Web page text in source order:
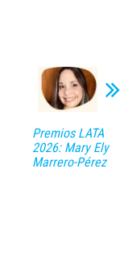
Premios LATA
2026: Mary Ely
Marrero-Pérez